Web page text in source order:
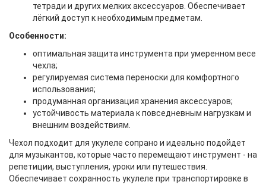
тетради и других мелких аксессуаров. Обеспечивает
лёгкий доступ к необходимым предметам.
Особенности:
оптимальная защита инструмента при умеренном весе
чехла;
регулируемая система переноски для комфортного
использования;
продуманная организация хранения аксессуаров;
устойчивость материала к повседневным нагрузкам и
внешним воздействиям.
Чехол подходит для укулеле сопрано и идеально подойдет
для музыкантов, которые часто перемещают инструмент - на
репетиции, выступления, уроки или путешествия.
Обеспечивает сохранность укулеле при транспортировке в